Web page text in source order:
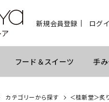
新規会員登録 ログ
フード＆スイーツ 手
カテゴリーから探す ＜桂新堂＞炙